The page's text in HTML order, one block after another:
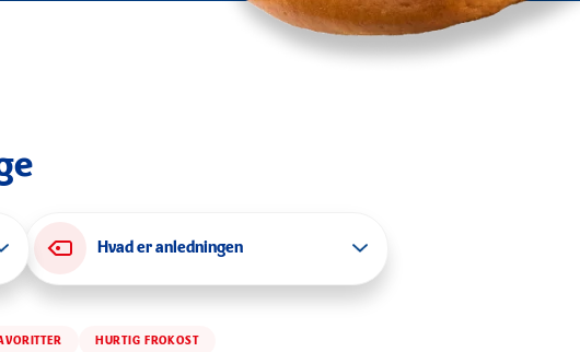
Hvad er anledningen
HURTIG FROKOST